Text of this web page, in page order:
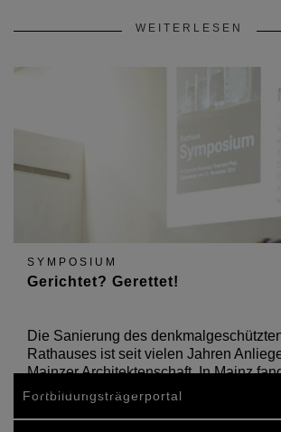
WEITERLESEN
SYMPOSIUM
Gerichtet? Gerettet!
Die Sanierung des
Rathauses ist seit vielen Jahren
Mainzer Architektenschaft. In Mainz
Symposium statt.
Fortbildungsträgerportal